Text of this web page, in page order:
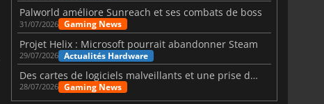
Palworld améliore Sunreach et ses combats de boss
31/07/2026 Gaming News
Projet Helix : Microsoft pourrait abandonner Steam
29/07/2026 Actualités Hardware
Des cartes de logiciels malveillants et une prise de contrôle de Discord ont touché Meccha Chameleon
28/07/2026 Gaming News